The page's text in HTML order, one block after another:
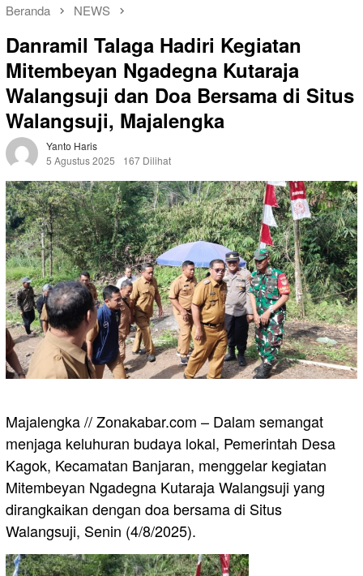
Beranda NEWS
Danramil Talaga Hadiri Kegiatan
Mitembeyan Ngadegna Kutaraja
Walangsuji dan Doa Bersama di Situs
Walangsuji, Majalengka
Yanto Haris
5 Agustus 2025
167 Dilihat
Majalengka // Zonakabar.com – Dalam semangat
menjaga keluhuran budaya lokal, Pemerintah Desa
Kagok, Kecamatan Banjaran, menggelar kegiatan
Mitembeyan Ngadegna Kutaraja Walangsuji yang
dirangkaikan dengan doa bersama di Situs
Walangsuji, Senin (4/8/2025).